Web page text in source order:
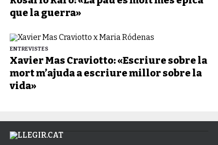
que la guerra»
ENTREVISTES
Xavier Mas Craviotto: «Escriure sobre la
mort m’ajuda a escriure millor sobre la
vida»